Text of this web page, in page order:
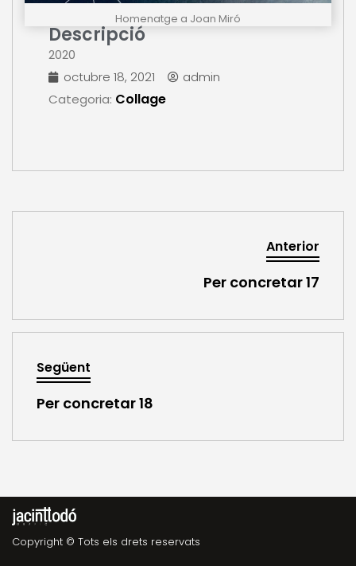
Homenatge a Joan Miró
Descripció
2020
octubre 18, 2021
admin
Categoria: Collage
Anterior
Per concretar 17
Següent
Per concretar 18
Copyright © Tots els drets reservats